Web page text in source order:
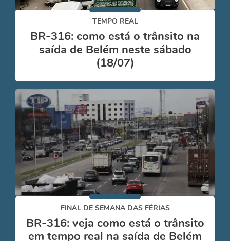
TEMPO REAL
BR-316: como está o trânsito na
saída de Belém neste sábado
(18/07)
FINAL DE SEMANA DAS FÉRIAS
BR-316: veja como está o trânsito
em tempo real na saída de Belém